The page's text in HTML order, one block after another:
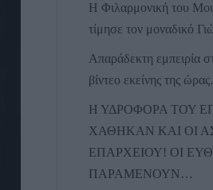
Η Φιλαρμονική του
τίμησε τον μοναδικό
Απαράδεκτη εμπειρία
βίντεο εκείνης της
Η ΥΔΡΟΦΟΡΑ ΤΟΥ
ΧΑΘΗΚΑΝ ΚΑΙ ΟΙ
ΕΠΑΡΧΕΙΟΥ! ΟΙ
ΠΑΡΑΜΕΝΟΥΝ…